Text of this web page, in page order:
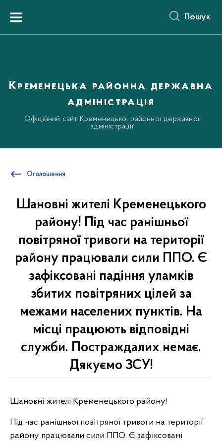
вмістуMenu Пошук
Кременецька районна державна
адміністрація
Офіційний сайт Кременецької районної державної
адміністрації
Оголошення
Шановні жителі Кременецького
району! Під час ранішньої
повітряної тривоги на території
району працювали сили ППО. Є
зафіксовані падіння уламків
збитих повітряних цілей за
межами населених пунктів. На
місці працюють відповідні
служби. Постраждалих немає.
Дякуємо ЗСУ!
Шановні жителі Кременецького району!
Під час ранішньої повітряної тривоги на території
району працювали сили ППО. Є зафіксовані